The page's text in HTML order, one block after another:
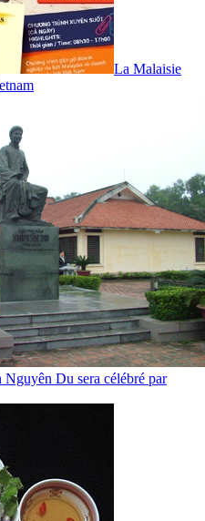
La Malaisie
Du sera célébré par